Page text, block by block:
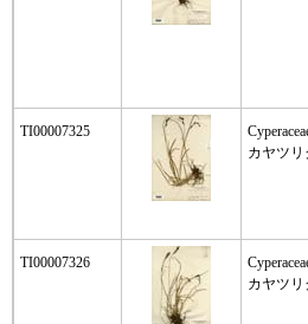
TI00007325
カヤツリ
TI00007326
カヤツリ